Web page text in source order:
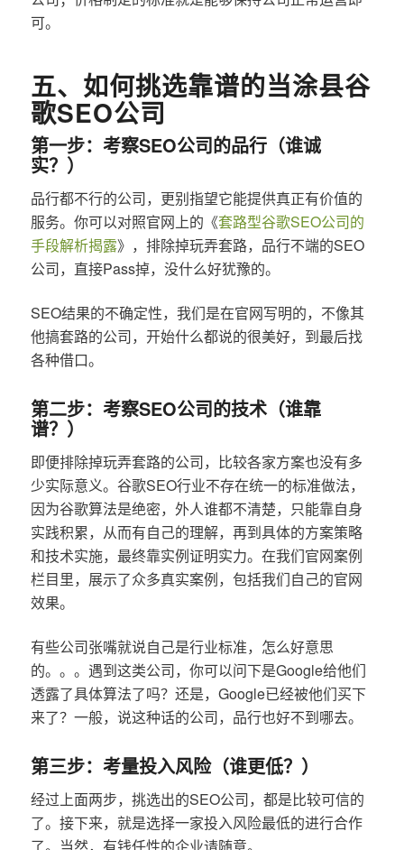
可。
五、如何挑选靠谱的当涂县谷
歌SEO公司
第一步：考察SEO公司的品行（谁诚
实？）
品行都不行的公司，更别指望它能提供真正有价值的
服务。你可以对照官网上的《套路型谷歌SEO公司的
手段解析揭露》，排除掉玩弄套路，品行不端的SEO
公司，直接Pass掉，没什么好犹豫的。
SEO结果的不确定性，我们是在官网写明的，不像其
他搞套路的公司，开始什么都说的很美好，到最后找
各种借口。
第二步：考察SEO公司的技术（谁靠
谱？）
即便排除掉玩弄套路的公司，比较各家方案也没有多
少实际意义。谷歌SEO行业不存在统一的标准做法，
因为谷歌算法是绝密，外人谁都不清楚，只能靠自身
实践积累，从而有自己的理解，再到具体的方案策略
和技术实施，最终靠实例证明实力。在我们官网案例
栏目里，展示了众多真实案例，包括我们自己的官网
效果。
有些公司张嘴就说自己是行业标准，怎么好意思
的。。。遇到这类公司，你可以问下是Google给他们
透露了具体算法了吗？还是，Google已经被他们买下
来了？一般，说这种话的公司，品行也好不到哪去。
第三步：考量投入风险（谁更低？）
经过上面两步，挑选出的SEO公司，都是比较可信的
了。接下来，就是选择一家投入风险最低的进行合作